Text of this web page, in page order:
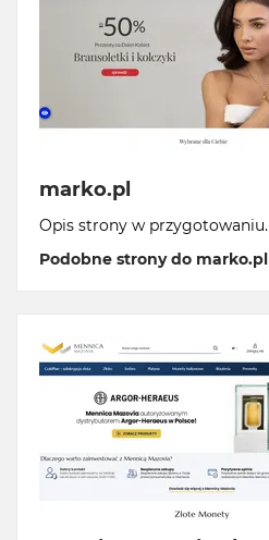
marko.pl
Opis strony w przygotowaniu.
Podobne strony do marko.pl